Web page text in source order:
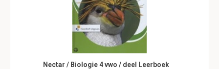
Nectar / Biologie 4 vwo / deel Leerboek